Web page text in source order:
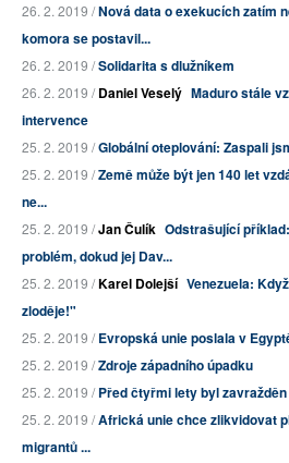
26. 2. 2019 /Nová data o exekucích zatím
komora se postavil...
26. 2. 2019 /Solidarita s dlužníkem
26. 2. 2019 /Daniel Veselý Maduro stále
intervence
25. 2. 2019 /Globální oteplování: Zaspali
25. 2. 2019 /Země může být jen 140 let
ne...
25. 2. 2019 /Jan Čulík Odstrašující
problém, dokud jej Dav...
25. 2. 2019 /Karel Dolejší Venezuela:
zloděje!"
25. 2. 2019 /Evropská unie poslala v
25. 2. 2019 /Zdroje západního úpadku
25. 2. 2019 /Před čtyřmi lety byl
25. 2. 2019 /Africká unie chce zlikvidovat
migrantů ...